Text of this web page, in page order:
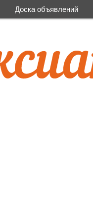
Доска объявлений